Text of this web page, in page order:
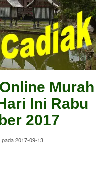
Murah
Ini Rabu
2017
pada2017-09-13